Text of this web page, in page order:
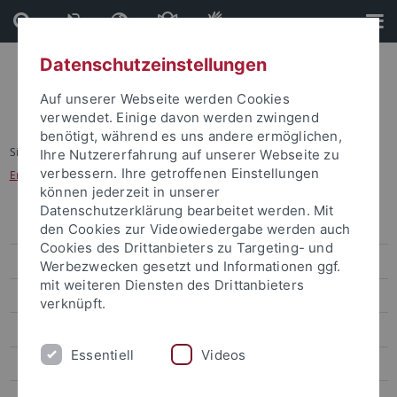
Direkt
zum
Inhalt
Direkt
zur
Fußleiste
Sie sind hier: Startseite
...
Erfolgreiches und effizientes Prüfungsmanagement
Zentrale Studienberatung
Angebote für Studieninteressierte
Angebote für StudienanfängerInnen
Studieren mit Plan
Datenschutzeinstellungen
Auf unserer Webseite werden Cookies
verwendet. Einige davon werden zwingend
benötigt, während es uns andere ermöglichen,
Ihre Nutzererfahrung auf unserer Webseite zu
verbessern. Ihre getroffenen Einstellungen
können jederzeit in unserer
Datenschutzerklärung bearbeitet werden. Mit
den Cookies zur Videowiedergabe werden auch
Cookies des Drittanbieters zu Targeting- und
Werbezwecken gesetzt und Informationen ggf.
mit weiteren Diensten des Drittanbieters
verknüpft.
Essentiell Videos